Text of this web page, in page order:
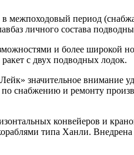
межпоходовый период
личного состава
и более широкой
с двух подводных лодок.
значительное внимание
снабжению и ремонту
конвейеров и
типа Ханли. Внедрена